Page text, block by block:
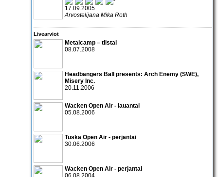
17.09.2005
Arvostelijana Mika Roth
Livearviot
Metalcamp – tiistai
08.07.2008
Headbangers Ball presents: Arch Enemy (SWE),
Misery Inc.
20.11.2006
Wacken Open Air - lauantai
05.08.2006
Tuska Open Air - perjantai
30.06.2006
Wacken Open Air - perjantai